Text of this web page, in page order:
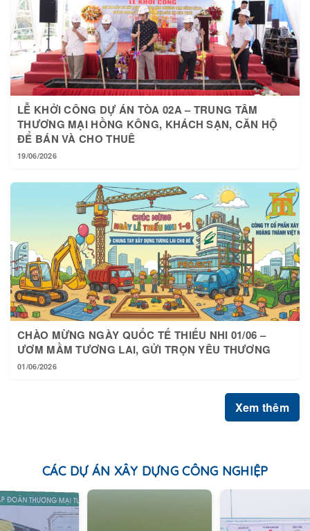
LỄ KHỞI CÔNG DỰ ÁN TÒA 02A – TRUNG TÂM
THƯƠNG MẠI HỒNG KÔNG, KHÁCH SẠN, CĂN HỘ
ĐỂ BÁN VÀ CHO THUÊ
19/06/2026
CHÀO MỪNG NGÀY QUỐC TẾ THIẾU NHI 01/06 –
ƯƠM MẦM TƯƠNG LAI, GỬI TRỌN YÊU THƯƠNG
01/06/2026
Xem thêm
CÁC DỰ ÁN XÂY DỰNG CÔNG NGHIỆP